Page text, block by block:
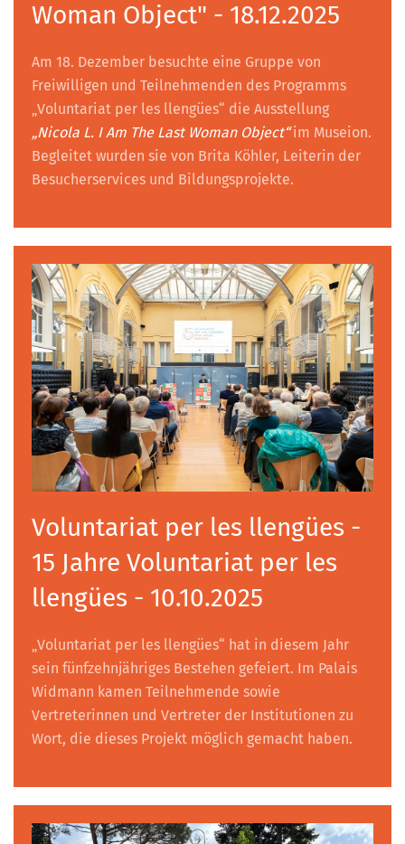
Woman Object" - 18.12.2025
Am 18. Dezember besuchte eine Gruppe von
Freiwilligen und Teilnehmenden des Programms
„Voluntariat per les llengües“ die Ausstellung
„Nicola L. I Am The Last Woman Object“im Museion.
Begleitet wurden sie von Brita Köhler, Leiterin der
Besucherservices und Bildungsprojekte.
Voluntariat per les llengües -
15 Jahre Voluntariat per les
llengües - 10.10.2025
„Voluntariat per les llengües“ hat in diesem Jahr
sein fünfzehnjähriges Bestehen gefeiert. Im Palais
Widmann kamen Teilnehmende sowie
Vertreterinnen und Vertreter der Institutionen zu
Wort, die dieses Projekt möglich gemacht haben.